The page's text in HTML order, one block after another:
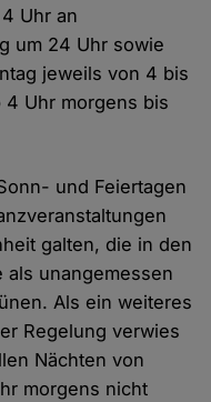
Uhr an
um 24 Uhr sowie
jeweils von 4 bis
4 Uhr morgens bis
und Feiertagen
galten, die in den
als unangemessen
Als ein weiteres
Regelung verwies
Nächten von
morgens nicht